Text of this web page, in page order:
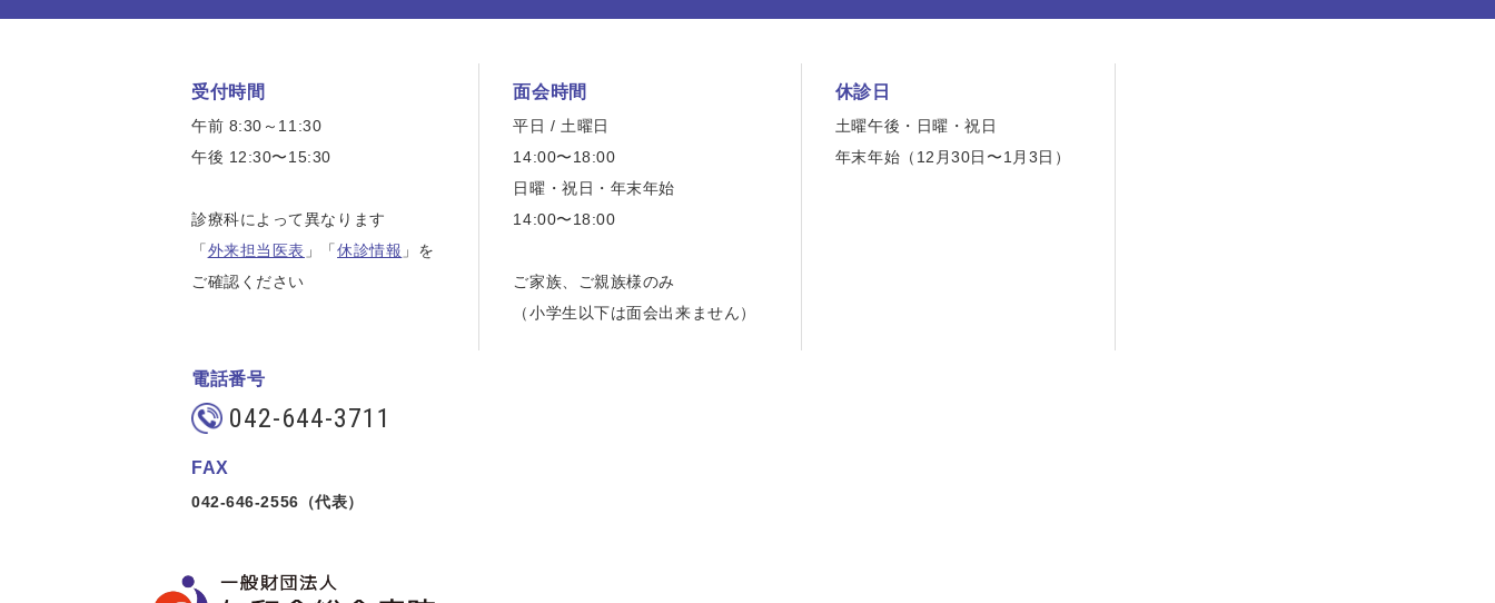
受付時間
午前 8:30～11:30
午後 12:30〜15:30
診療科によって異なります
「外来担当医表 」「休診情報 」を
ご確認ください
面会時間
平日 / 土曜日
14:00〜18:00
日曜・祝日・年末年始
14:00〜18:00
ご家族、ご親族様のみ
（小学生以下は面会出来ません）
休診日
土曜午後・日曜・祝日
年末年始（12月30日〜1月3日）
電話番号
042-644-3711
FAX
042-646-2556（代表）